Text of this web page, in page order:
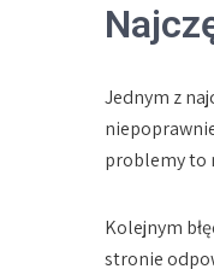
Jednym z
problemy to
Kolejnym
stronie